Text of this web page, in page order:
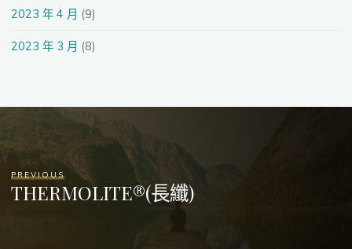
2023 年 4 月 (9)
2023 年 3 月 (8)
PREVIOUS
THERMOLITE®(長纖)